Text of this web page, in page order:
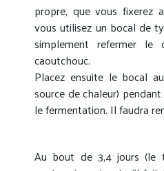
propre, que vous fixerez
vous utilisez un bocal de
simplement refermer
caoutchouc.
Placez ensuite le bocal
source de chaleur)
le fermentation. Il faudra
Au bout de 3,4 jours (le